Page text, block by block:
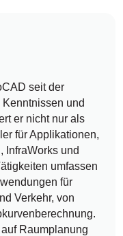
seit der
und
er nicht nur als
für Applikationen,
InfraWorks und
umfassen
für
Verkehr, von
Raumplanung